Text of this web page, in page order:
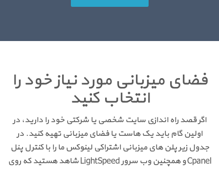
فضای میزبانی مورد نیاز خود را
انتخاب کنید
اگر قصد راه اندازی سایت شخصی یا شرکتی خود را دارید، در
اولین گام باید یک هاست یا فضای میزبانی تهیه کنید. در
جدول زیر پلن های میزبانی اشتراکی لینوکس ما را با کنترل پنل
Cpanel و همچنین وب سرور LightSpeed شاهد هستید که روی